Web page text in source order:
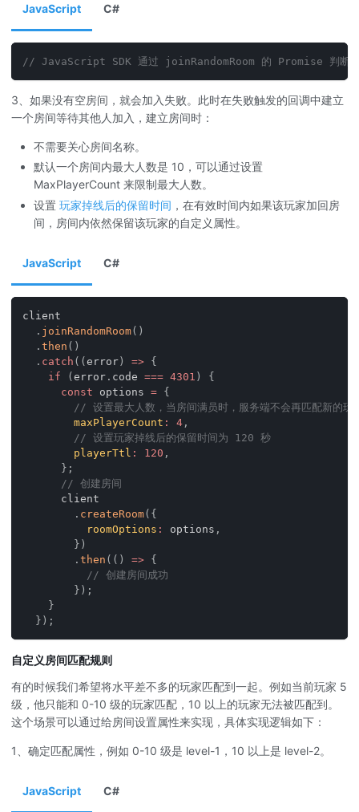
JavaScript C#
// JavaScript SDK 通过 joinRandomRoom 的 Promise 判断是
3、如果没有空房间，就会加入失败。此时在失败触发的回调中建立
一个房间等待其他人加入，建立房间时：
不需要关心房间名称。
默认一个房间内最大人数是 10，可以通过设置
MaxPlayerCount 来限制最大人数。
设置 玩家掉线后的保留时间 ，在有效时间内如果该玩家加回房
间，房间内依然保留该玩家的自定义属性。
JavaScript C#
client
. joinRandomRoom( )
. then ( )
. catch ( ( error ) => {
if
( error . code === 4301 )
{
const options = {
// 设置最大人数，当房间满员时，服务端不会再匹配新的玩
maxPlayerCount : 4 ,
// 设置玩家掉线后的保留时间为 120 秒
playerTtl : 120 ,
} ;
// 创建房间
      client
. createRoom( {
roomOptions : options ,
} )
. then ( ( ) => {
// 创建房间成功
} ) ;
}
} ) ;
自定义房间匹配规则
有的时候我们希望将水平差不多的玩家匹配到一起。例如当前玩家 5
级，他只能和 0-10 级的玩家匹配，10 以上的玩家无法被匹配到。
这个场景可以通过给房间设置属性来实现，具体实现逻辑如下：
1、确定匹配属性，例如 0-10 级是 level-1，10 以上是 level-2。
JavaScript C#